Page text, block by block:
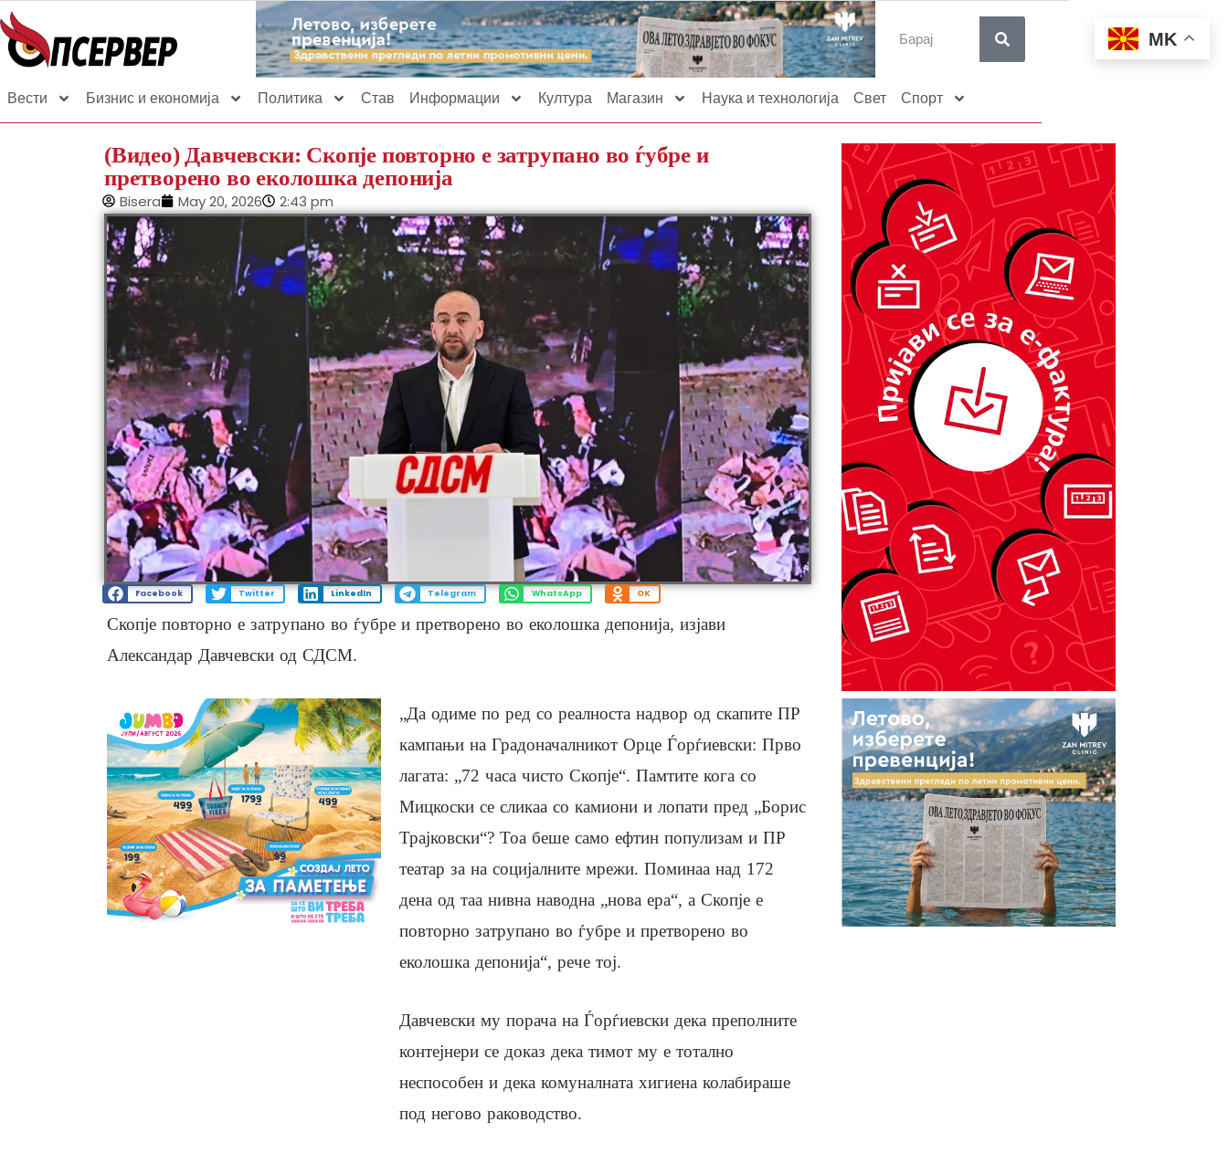
Вести Бизнис и економија Политика Став Информации Култура Магазин Наука и технологија Свет Спорт
(Видео) Давчевски: Скопје повторно е затрупано во ѓубре и
претворено во еколошка депонија
Bisera May 20, 2026 2:43 pm
Facebook Twitter LinkedIn Telegram WhatsApp OK
Скопје повторно е затрупано во ѓубре и претворено во еколошка депонија, изјави
Александар Давчевски од СДСМ.
„Да одиме по ред со реалноста надвор од скапите ПР
кампањи на Градоначалникот Орце Ѓорѓиевски: Прво
лагата: „72 часа чисто Скопје“. Памтите кога со
Мицкоски се сликаа со камиони и лопати пред „Борис
Трајковски“? Тоа беше само ефтин популизам и ПР
театар за на социјалните мрежи. Поминаа над 172
дена од таа нивна наводна „нова ера“, а Скопје е
повторно затрупано во ѓубре и претворено во
еколошка депонија“, рече тој.
Давчевски му порача на Ѓорѓиевски дека преполните
контејнери се доказ дека тимот му е тотално
неспособен и дека комуналната хигиена колабираше
под негово раководство.
MK